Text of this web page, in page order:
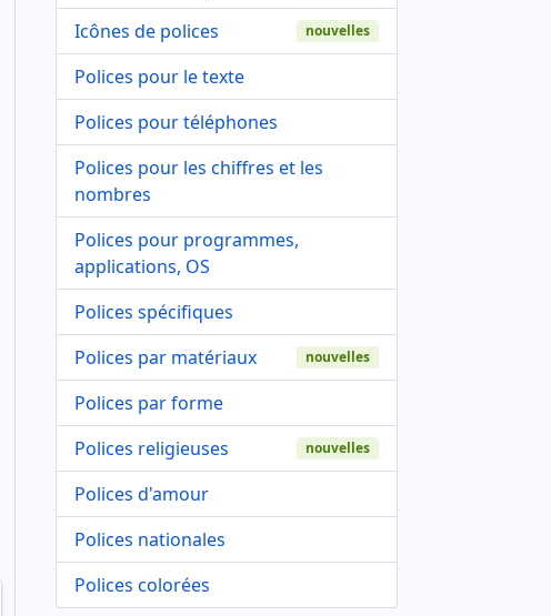
Icônes de polices nouvelles
Polices pour le texte
Polices pour téléphones
Polices pour les chiffres et les
nombres
Polices pour programmes,
applications, OS
Polices spécifiques
Polices par matériaux
nouvelles
Polices par forme
Polices religieuses
nouvelles
Polices d'amour
Polices nationales
Polices colorées